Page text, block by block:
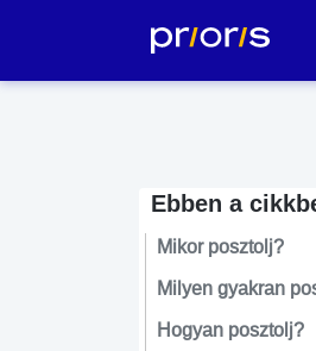
Ebben a
Mikor posztolj?
Milyen gyakran
Hogyan posztolj?